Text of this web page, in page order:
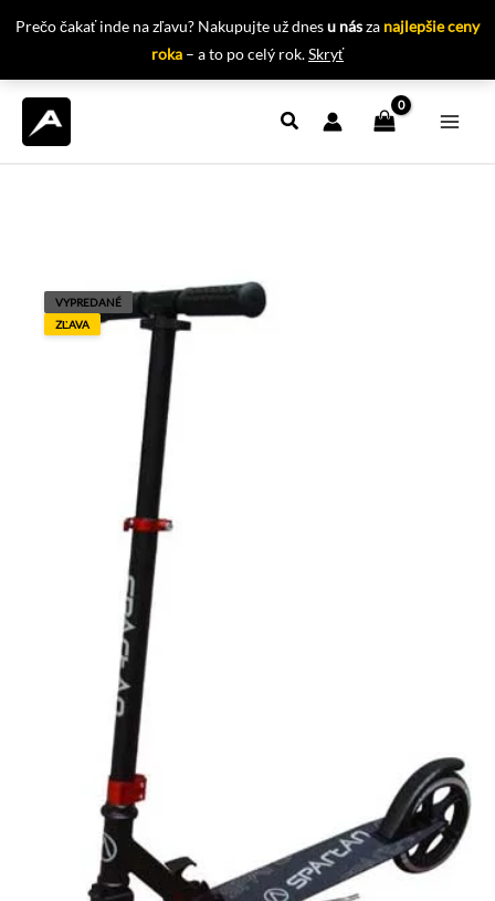
Prečo čakať inde na zľavu? Nakupujte už dnesu násza najlepšie ceny
roka – a to po celý rok.Skryť
Preskočiť
VYPREDANÉ
ZĽAVA